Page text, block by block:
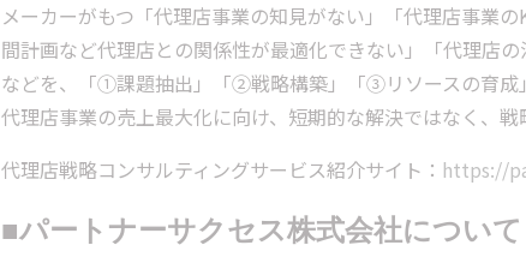
メーカーがもつ「代理店事業の知見がない」「代理店事業
間計画など代理店との関係性が最適化できない」「代理店
などを、「①課題抽出」「②戦略構築」「③リソースの育成
代理店事業の売上最大化に向け、短期的な解決ではなく、戦
代理店戦略コンサルティングサービス紹介サイト： https://
■パートナーサクセス株式会社について